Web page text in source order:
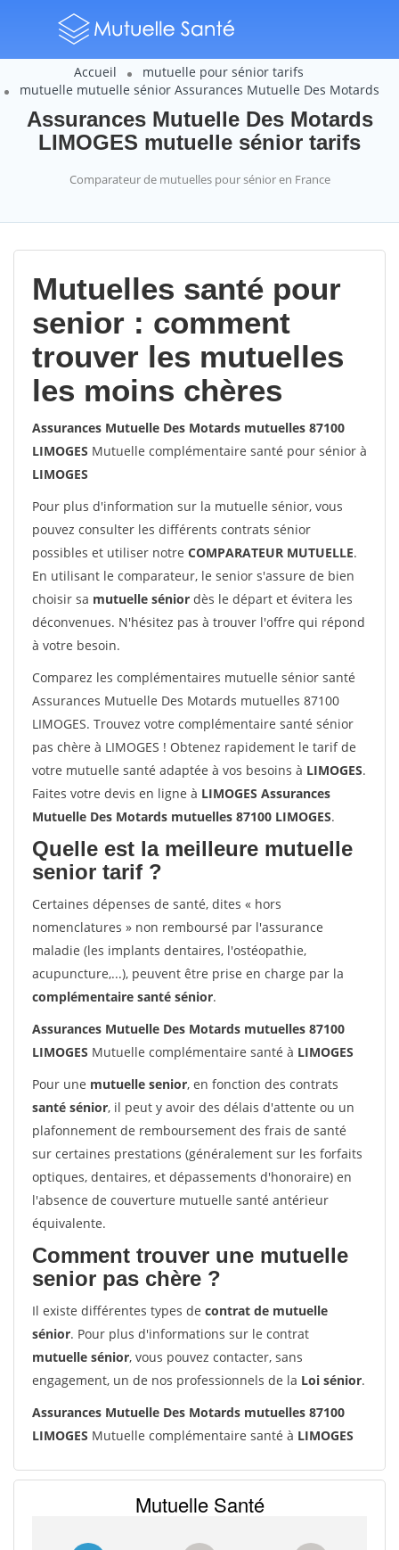
Accueil
mutuelle pour sénior tarifs
mutuelle mutuelle sénior Assurances Mutuelle Des Motards
Assurances Mutuelle Des Motards
LIMOGES mutuelle sénior tarifs
Comparateur de mutuelles pour sénior en France
Mutuelles santé pour
senior : comment
trouver les mutuelles
les moins chères
Assurances Mutuelle Des Motards mutuelles 87100
LIMOGES Mutuelle complémentaire santé pour sénior à
LIMOGES
Pour plus d'information sur la mutuelle sénior, vous
pouvez consulter les différents contrats sénior
possibles et utiliser notre COMPARATEUR MUTUELLE.
En utilisant le comparateur, le senior s'assure de bien
choisir sa mutuelle sénior dès le départ et évitera les
déconvenues. N'hésitez pas à trouver l'offre qui répond
à votre besoin.
Comparez les complémentaires mutuelle sénior santé
Assurances Mutuelle Des Motards mutuelles 87100
LIMOGES. Trouvez votre complémentaire santé sénior
pas chère à LIMOGES ! Obtenez rapidement le tarif de
votre mutuelle santé adaptée à vos besoins à LIMOGES.
Faites votre devis en ligne à LIMOGES Assurances
Mutuelle Des Motards mutuelles 87100 LIMOGES.
Quelle est la meilleure mutuelle
senior tarif ?
Certaines dépenses de santé, dites « hors
nomenclatures » non remboursé par l'assurance
maladie (les implants dentaires, l'ostéopathie,
acupuncture,...), peuvent être prise en charge par la
complémentaire santé sénior.
Assurances Mutuelle Des Motards mutuelles 87100
LIMOGES Mutuelle complémentaire santé à LIMOGES
Pour une mutuelle senior, en fonction des contrats
santé sénior, il peut y avoir des délais d'attente ou un
plafonnement de remboursement des frais de santé
sur certaines prestations (généralement sur les forfaits
optiques, dentaires, et dépassements d'honoraire) en
l'absence de couverture mutuelle santé antérieur
équivalente.
Comment trouver une mutuelle
senior pas chère ?
Il existe différentes types de contrat de mutuelle
sénior. Pour plus d'informations sur le contrat
mutuelle sénior, vous pouvez contacter, sans
engagement, un de nos professionnels de la Loi sénior.
Assurances Mutuelle Des Motards mutuelles 87100
LIMOGES Mutuelle complémentaire santé à LIMOGES